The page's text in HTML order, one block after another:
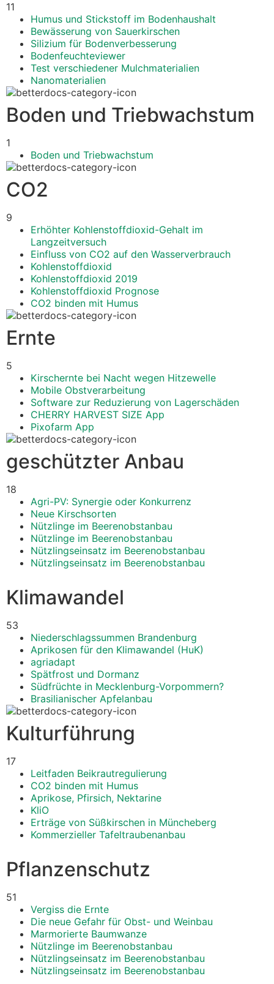
11
Humus und Stickstoff im Bodenhaushalt
Bewässerung von Sauerkirschen
Silizium für Bodenverbesserung
Bodenfeuchteviewer
Test verschiedener Mulchmaterialien
Nanomaterialien
Boden und Triebwachstum
1
Boden und Triebwachstum
CO2
9
Erhöhter Kohlenstoffdioxid-Gehalt im
Langzeitversuch
Einfluss von CO2 auf den Wasserverbrauch
Kohlenstoffdioxid
Kohlenstoffdioxid 2019
Kohlenstoffdioxid Prognose
CO2 binden mit Humus
Ernte
5
Kirschernte bei Nacht wegen Hitzewelle
Mobile Obstverarbeitung
Software zur Reduzierung von Lagerschäden
CHERRY HARVEST SIZE App
Pixofarm App
geschützter Anbau
18
Agri-PV: Synergie oder Konkurrenz
Neue Kirschsorten
Nützlinge im Beerenobstanbau
Nützlinge im Beerenobstanbau
Nützlingseinsatz im Beerenobstanbau
Nützlingseinsatz im Beerenobstanbau
Klimawandel
53
Niederschlagssummen Brandenburg
Aprikosen für den Klimawandel (HuK)
agriadapt
Spätfrost und Dormanz
Südfrüchte in Mecklenburg-Vorpommern?
Brasilianischer Apfelanbau
Kulturführung
17
Leitfaden Beikrautregulierung
CO2 binden mit Humus
Aprikose, Pfirsich, Nektarine
KliO
Erträge von Süßkirschen in Müncheberg
Kommerzieller Tafeltraubenanbau
Pflanzenschutz
51
Vergiss die Ernte
Die neue Gefahr für Obst- und Weinbau
Marmorierte Baumwanze
Nützlinge im Beerenobstanbau
Nützlingseinsatz im Beerenobstanbau
Nützlingseinsatz im Beerenobstanbau